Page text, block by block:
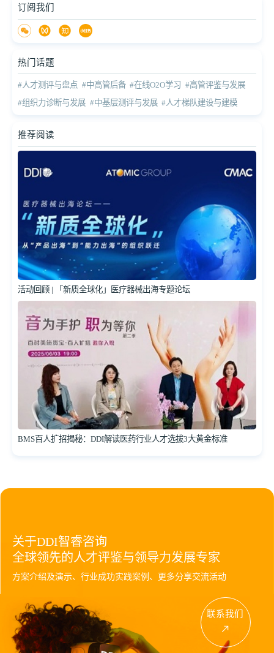
订阅我们
热门话题
#人才测评与盘点 #中高管后备 #在线O2O学习 #高管评鉴与发展
#组织力诊断与发展 #中基层测评与发展 #人才梯队建设与建模
推荐阅读
活动回顾 | 「新质全球化」医疗器械出海专题论坛
BMS百人扩招揭秘：DDI解读医药行业人才选拔3大黄金标准
关于DDI智睿咨询
全球领先的人才评鉴与领导力发展专家
方案介绍及演示、行业成功实践案例、更多分享交流活动
联系我们